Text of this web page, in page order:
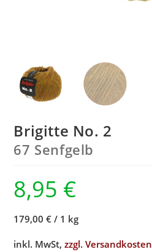
Brigitte No. 2
67 Senfgelb
8,95 €
179,00 € / 1 kg
inkl. MwSt,zzgl. Versandkosten